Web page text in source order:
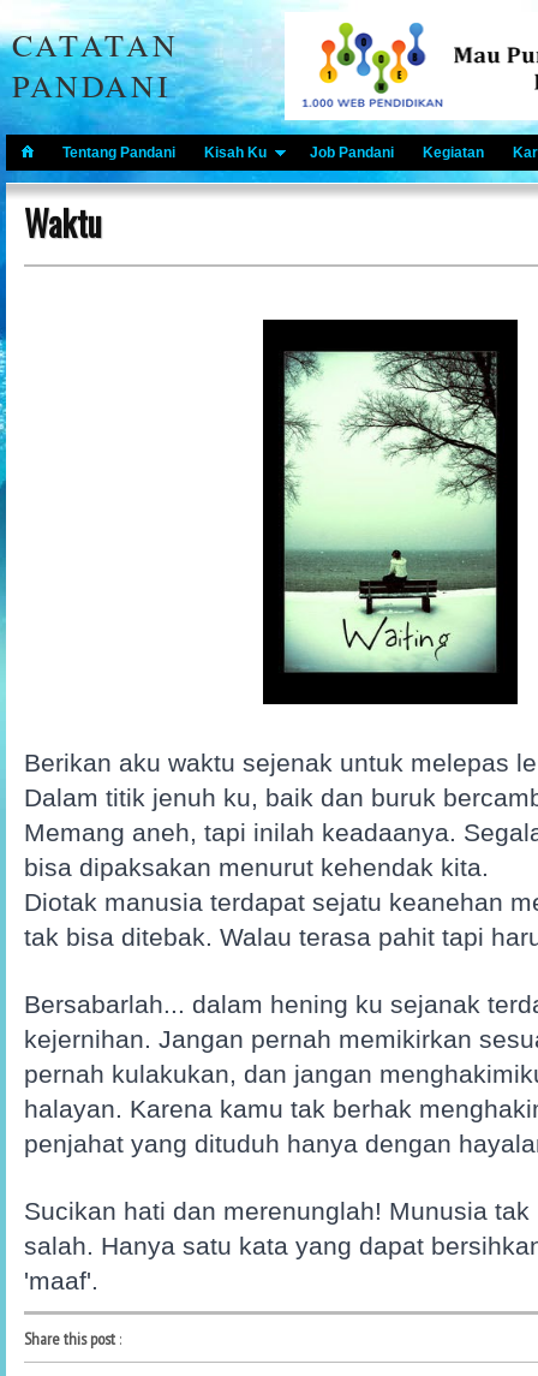
CATATAN
PANDANI
Tentang Pandani Kisah Ku Job Pandani Kegiatan
Waktu
Berikan aku waktu sejenak untuk melepas
Dalam titik jenuh ku, baik dan buruk
Memang aneh, tapi inilah keadaanya.
bisa dipaksakan menurut kehendak kita.
Diotak manusia terdapat sejatu keanehan
tak bisa ditebak. Walau terasa pahit tapi
Bersabarlah... dalam hening ku sejanak
kejernihan. Jangan pernah memikirkan
pernah kulakukan, dan jangan
halayan. Karena kamu tak berhak
penjahat yang dituduh hanya dengan
Sucikan hati dan merenunglah! Munusia
salah. Hanya satu kata yang dapat
'maaf'.
Share this post :